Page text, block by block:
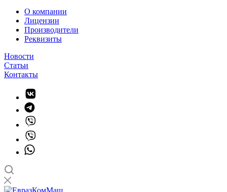
О компании
Лицензии
Производители
Реквизиты
Новости
Статьи
Контакты